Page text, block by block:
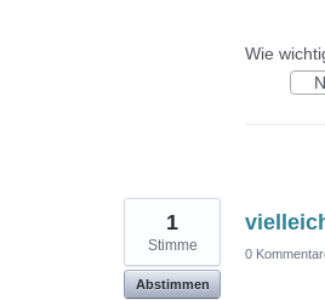
Wie
1
Stimme
Abstimmen
0